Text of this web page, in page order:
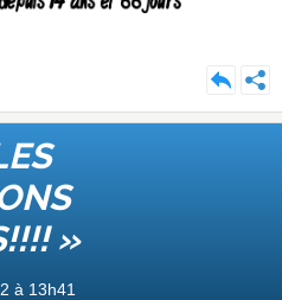
»
à 13h41